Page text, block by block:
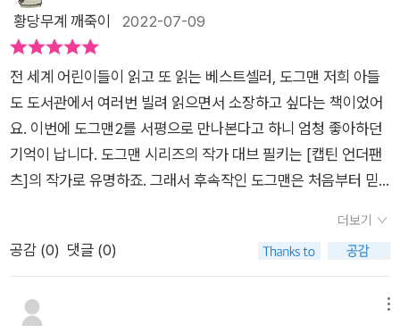
니메이션왼손으로 책을 잡곤 오른손으로 팔랑 팔랑.무한 반복 팔
랑 팔랑을 보고 있자니학창시절이 생각나기도 합니다.교과서에
지...도그맨에도 그런 상상력이 가득 담겨 있으니재미와 함께 상
상력 자극 받기에도 좋은것 같더라구요. 도그맨 캐릭터도 캐
릭터지만...납작 피티 캐릭터도 정말 웃긴것 같아요.도그맨1에 이
어 도그맨2깔깔깔 웃는 아이의 웃음소리가 지금도 귓가에 맴보
는것 같네요 어린이책 읽은 다음에는 똥손도 쉬운 캐릭터 그리
기도 한번 따라해 보려구요.진짜 똥손도 그리기 쉬워보여요
~ 책 받고 읽고 또 읽었던 도그맨2당연히 도그맨3가 기다려 질
점으로 달려가려구요~
황당무계 깨죽이 2022-07-09
전 세계 어린이들이 읽고 또 읽는 베스트셀러, 도그맨 저희 아들
도 도서관에서 여러번 빌려 읽으면서 소장하고 싶다는 책이었어
요. 이번에 도그맨2를 서평으로 만나본다고 하니 엄청 좋아하던
기억이 납니다. 도그맨 시리즈의 작가 대브 필키는 [캡틴 언더팬
츠]의 작가로 유명하죠. 그래서 후속작인 도그맨은 처음부터 믿
요. 미국에서는 초등학교 필독서로 지정되기도 했는데요, 도그맨
시리즈를 관통하는 '선한 행동이 악을 이긴다'는 주제와 어린이
우정, 관용, 정의 등의 보편적인 가치를 알려주는 책이기 때문입
더보기
공감 (0) 댓글 (0)